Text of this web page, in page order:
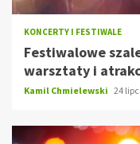
KONCERTY I FESTIWALE
Festiwalowe
warsztaty i
Kamil Chmielewski 24